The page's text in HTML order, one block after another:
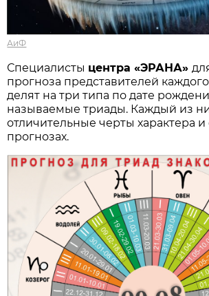
АиФ
Специалисты центра «ЭРАНА»
прогноза представителей
делят на три типа по дате
называемые триады. Каждый из
отличительные черты характера
прогнозах.